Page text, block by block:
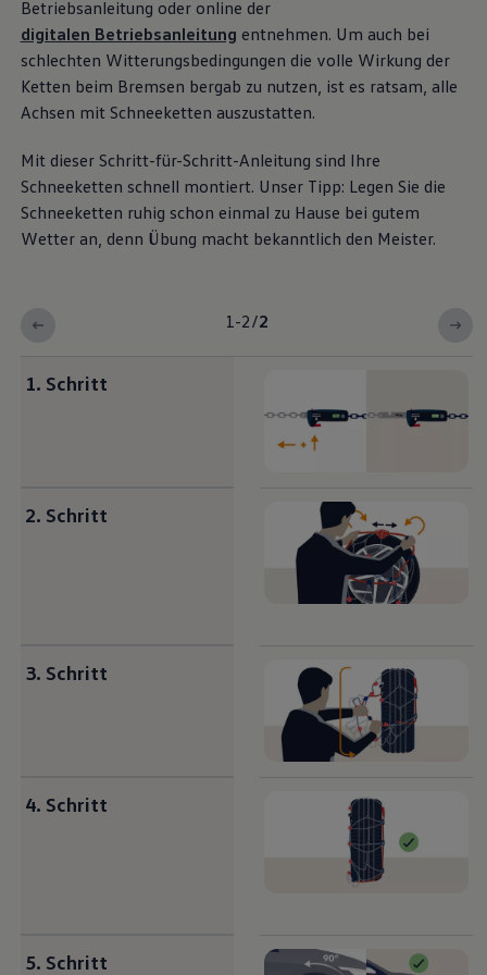
Magazin
Lifestyle
Transport
Elektromobilität
Volkswagen R
Volkswagen Kundenbetreuung
Betriebsanleitung oder online der
digitalen Betriebsanleitung entnehmen. Um auch bei
schlechten Witterungsbedingungen die volle Wirkung der
Ketten beim Bremsen bergab zu nutzen, ist es ratsam, alle
Achsen mit Schneeketten auszustatten.
Mit dieser Schritt-für-Schritt-Anleitung sind Ihre
Schneeketten schnell montiert. Unser Tipp: Legen Sie die
Schneeketten ruhig schon einmal zu Hause bei gutem
Wetter an, denn Übung macht bekanntlich den Meister.
1-2/2
1. Schritt
2. Schritt
3. Schritt
4. Schritt
5. Schritt